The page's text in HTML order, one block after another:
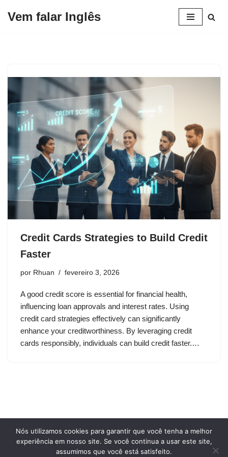
Vem falar Inglês
Credit Cards Strategies to Build Credit
Faster
por Rhuan fevereiro 3, 2026
A good credit score is essential for financial health,
influencing loan approvals and interest rates. Using
credit card strategies effectively can significantly
enhance your creditworthiness. By leveraging credit
cards responsibly, individuals can build credit faster.…
Privacy Policy
Terms and conditions of use
Cookie Policy Contact Us
Nós utilizamos cookies para garantir que você tenha a melhor
experiência em nosso site. Se você continua a usar este site,
assumimos que você está satisfeito.